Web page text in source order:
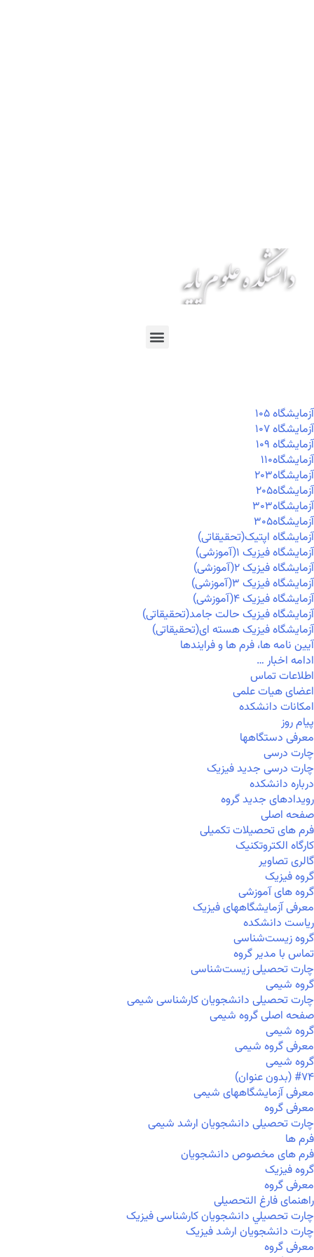
آزمايشگاه ۱۰۵
آزمايشگاه ۱۰۷
آزمايشگاه ۱۰۹
آزمايشگاه۱۱۰
آزمايشگاه۲۰۳
آزمايشگاه۲۰۵
آزمايشگاه۳۰۳
آزمايشگاه۳۰۵
آزمایشگاه اپتیک(تحقیقاتی)
آزمایشگاه فیزیک ۱(آموزشی)
آزمایشگاه فیزیک ۲(آموزشی)
آزمایشگاه فیزیک ۳(آموزشی)
آزمایشگاه فیزیک ۴(آموزشی)
آزمایشگاه فیزیک حالت جامد(تحقیقاتی)
آزمایشگاه فیزیک هسته ای(تحقیقاتی)
آیین نامه ها، فرم ها و فرایندها
ادامه اخبار …
اطلاعات تماس
اعضای هیات علمی
امکانات دانشکده
پیام روز
معرفی دستگاهها
چارت درسی
چارت درسی جدید فیزیک
درباره دانشکده
رویدادهای جدید گروه
صفحه اصلی
فرم های تحصیلات تکمیلی
کارگاه الکتروتکنیک
گالری تصاویر
گروه فیزیک
گروه های آموزشی
معرفی آزمایشگاههای فیزیک
ریاست دانشکده
گروه زیست‌شناسی
تماس با مدیر گروه
چارت تحصیلی زیست‌شناسی
گروه شیمی
چارت تحصیلی دانشجویان کارشناسی شیمی
صفحه اصلی گروه شیمی
گروه شیمی
معرفی گروه شیمی
گروه شیمی
#۷۴ (بدون عنوان)
معرفی آزمایشگاههای شیمی
معرفی گروه
چارت تحصیلی دانشجویان ارشد شیمی
فرم ها
فرم های مخصوص دانشجویان
گروه فیزیک
معرفی گروه
راهنمای فارغ التحصیلی
چارت تحصيلي دانشجویان کارشناسی فیزیک
چارت دانشجویان ارشد فیزیک
معرفی گروه